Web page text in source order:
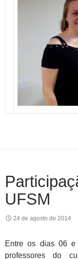
UFSM
24 de agosto de 2014
Entre os dias 06
professores do